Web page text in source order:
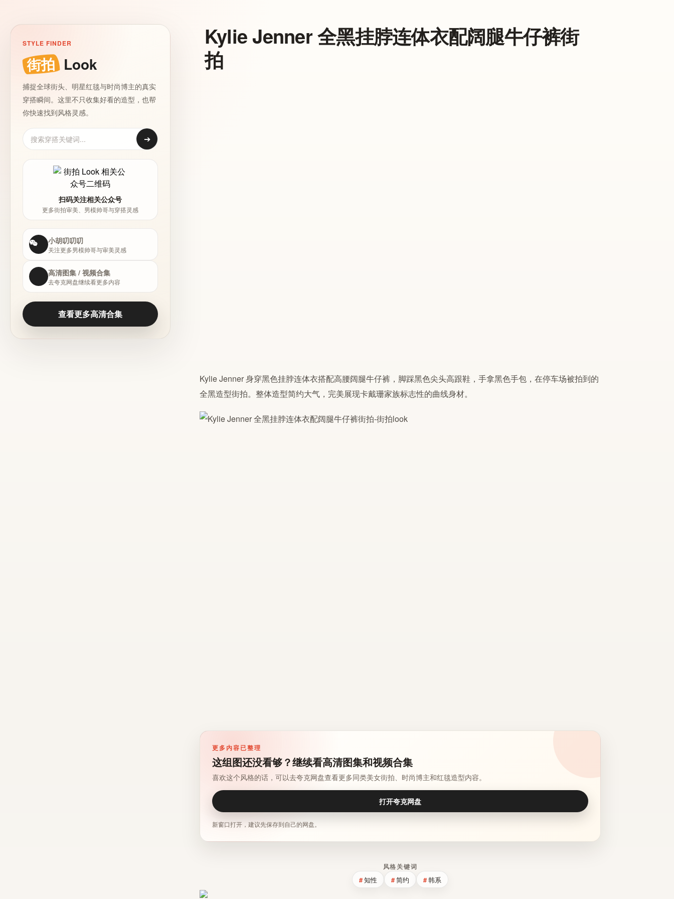
STYLE FINDER
街拍 Look
捕捉全球街头、明星红毯与时尚博主的真实
穿搭瞬间。这里不只收集好看的造型，也帮
你快速找到风格灵感。
➔
扫码关注相关公众号
更多街拍审美、男模帅哥与穿搭灵感
小胡叨叨叨
关注更多男模帅哥与审美灵感
高清图集 / 视频合集
去夸克网盘继续看更多内容
查看更多高清合集
Kylie Jenner 全黑挂脖连体衣配阔腿牛仔裤街
拍
Kylie Jenner 身穿黑色挂脖连体衣搭配高腰阔腿牛仔裤，脚踩黑色尖头高跟鞋，手拿黑色手包，在停车场被拍到的
全黑造型街拍。整体造型简约大气，完美展现卡戴珊家族标志性的曲线身材。
更多内容已整理
这组图还没看够？继续看高清图集和视频合集
喜欢这个风格的话，可以去夸克网盘查看更多同类美女街拍、时尚博主和红毯造型内容。
打开夸克网盘
新窗口打开，建议先保存到自己的网盘。
风格关键词
知性 简约 韩系